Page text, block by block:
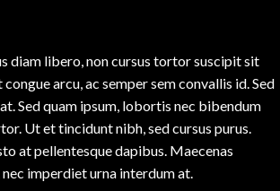
diam libero, non cursus tortor suscipit sit
arcu, ac semper sem convallis id. Sed
Sed quam ipsum, lobortis nec bibendum
Ut et tincidunt nibh, sed cursus purus.
at pellentesque dapibus. Maecenas
imperdiet urna interdum at.